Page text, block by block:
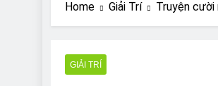
Home Giải Trí Truyện cười
GIẢI TRÍ